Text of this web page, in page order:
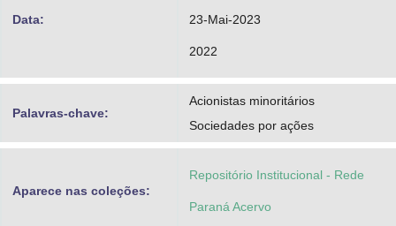
Data: 23-Mai-2023
2022
Palavras-chave:
Acionistas minoritários
Sociedades por ações
Aparece nas coleções:
Repositório Institucional - Rede
Paraná Acervo